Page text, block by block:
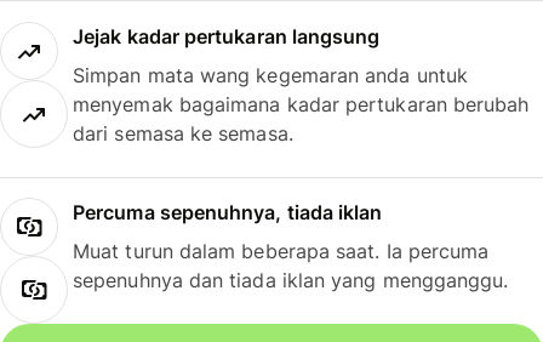
Jejak kadar pertukaran langsung
Simpan mata wang kegemaran anda untuk
menyemak bagaimana kadar pertukaran berubah
dari semasa ke semasa.
Percuma sepenuhnya, tiada iklan
Muat turun dalam beberapa saat. Ia percuma
sepenuhnya dan tiada iklan yang mengganggu.